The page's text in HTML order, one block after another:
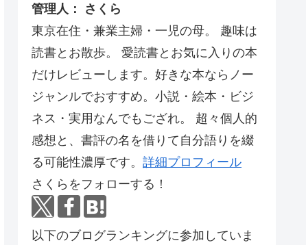
管理人： さくら
東京在住・兼業主婦・一児の母。 趣味は
読書とお散歩。 愛読書とお気に入りの本
だけレビューします。好きな本ならノー
ジャンルでおすすめ。小説・絵本・ビジ
ネス・実用なんでもござれ。 超々個人的
感想と、書評の名を借りて自分語りを綴
る可能性濃厚です。 詳細プロフィール
さくらをフォローする！
以下のブログランキングに参加していま